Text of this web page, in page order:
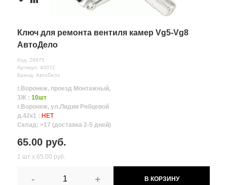
Ключ для ремонта вентиля камер Vg5-Vg8
АвтоДело
Код: 28975
Артикул: 40072
Бренд: АвтоDело
г.Воронеж, проезд Монтажный,
3Ж : 10шт
г.Воронеж, ул.Лидии Рябцевой
д.42к1 : НЕТ
Склад: >17 (доставка 2-5 дней)
65.00 руб.
1 шт х 65.00 руб.
- + В КОРЗИНУ